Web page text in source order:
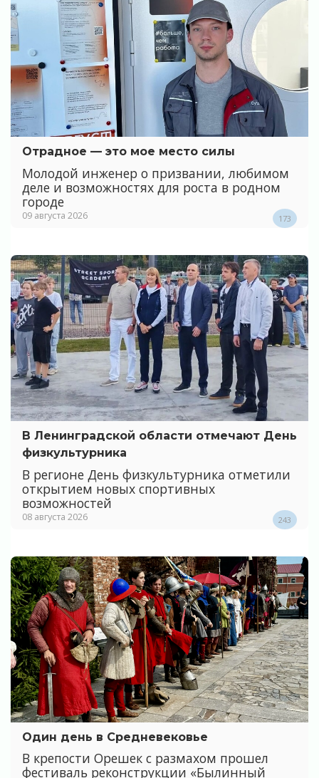
Отрадное — это мое место силы
Молодой инженер о призвании, любимом
деле и возможностях для роста в родном
городе
09 августа 2026 173
В Ленинградской области отмечают День
физкультурника
В регионе День физкультурника отметили
открытием новых спортивных
возможностей
08 августа 2026 243
Один день в Средневековье
В крепости Орешек с размахом прошел
фестиваль реконструкции «Былинный